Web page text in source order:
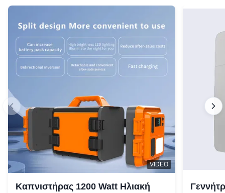
VIDEO
Καπνιστήρας 1200 Watt Ηλιακή